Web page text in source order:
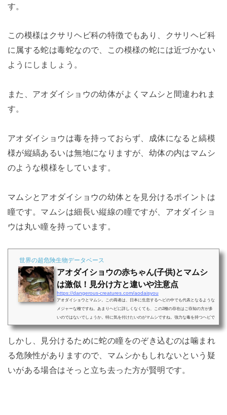
す。
この模様はクサリヘビ科の特徴でもあり、クサリヘビ科
に属する蛇は毒蛇なので、この模様の蛇には近づかない
ようにしましょう。
また、アオダイショウの幼体がよくマムシと間違われま
す。
アオダイショウは毒を持っておらず、成体になると縞模
様が縦縞あるいは無地になりますが、幼体の内はマムシ
のような模様をしています。
マムシとアオダイショウの幼体とを見分けるポイントは
瞳です。マムシは細長い縦線の瞳ですが、アオダイショ
ウは丸い瞳を持っています。
世界の超危険生物データベース
アオダイショウの赤ちゃん(子供)とマムシ
は激似！見分け方と違いや注意点
https://dangerous-creatures.com/aodaisyou
アオダイショウとマムシ。この両者は、日本に生息するヘビの中でも代表となるような
メジャーな種ですね。あまりヘビに詳しくなくても、この2種の存在はご存知の方が多
いのではないでしょうか。特に気を付けたいのがマムシですね。強力な毒を持つヘビで
す。一方のアオダイショウの方は、身体は大きいですが毒は持ちません。しかし、この
くり・激似なのです。山などでたまたま遭遇した場合に、マムシかアオダイショウかで
は危険性が大きく異なります。今...
しかし、見分けるために蛇の瞳をのぞき込むのは噛まれ
る危険性がありますので、マムシかもしれないという疑
いがある場合はそっと立ち去った方が賢明です。